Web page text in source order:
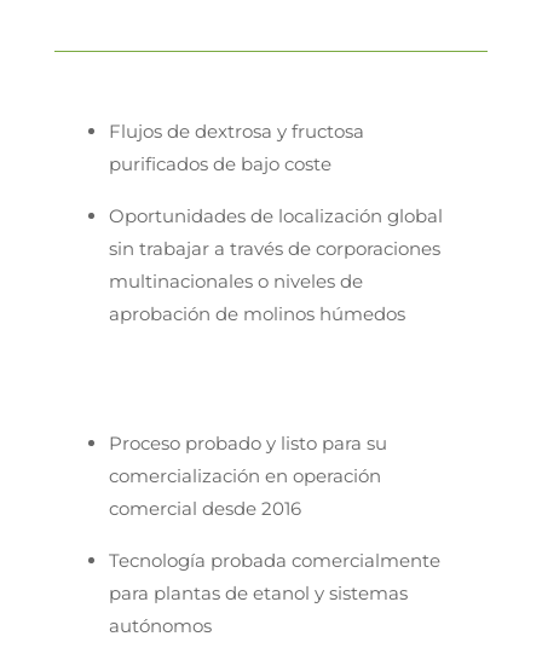
Flujos de dextrosa y fructosa
purificados de bajo coste
Oportunidades de localización global
sin trabajar a través de corporaciones
multinacionales o niveles de
aprobación de molinos húmedos
Proceso probado y listo para su
comercialización en operación
comercial desde 2016
Tecnología probada comercialmente
para plantas de etanol y sistemas
autónomos